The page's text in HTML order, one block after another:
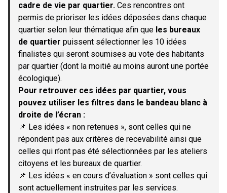
cadre de vie par quartier. Ces rencontres ont
permis de prioriser les idées déposées dans chaque
quartier selon leur thématique afin que les bureaux
de quartier puissent sélectionner les 10 idées
finalistes qui seront soumises au vote des habitants
par quartier (dont la moitié au moins auront une portée
écologique).
Pour retrouver ces idées par quartier, vous
pouvez utiliser les filtres dans le bandeau blanc à
droite de l’écran :
📌 Les idées « non retenues », sont celles qui ne
répondent pas aux critères de recevabilité ainsi que
celles qui n’ont pas été sélectionnées par les ateliers
citoyens et les bureaux de quartier.
📌 Les idées « en cours d’évaluation » sont celles qui
sont actuellement instruites par les services.